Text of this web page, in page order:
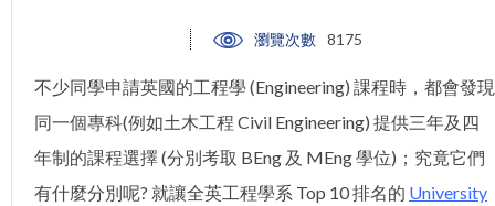
瀏覽次數 8175
不少同學申請英國的工程學 (Engineering) 課程時，都會發現
同一個專科(例如土木工程 Civil Engineering) 提供三年及四
年制的課程選擇 (分別考取 BEng 及 MEng 學位)；究竟它們
有什麼分別呢? 就讓全英工程學系 Top 10 排名的 University